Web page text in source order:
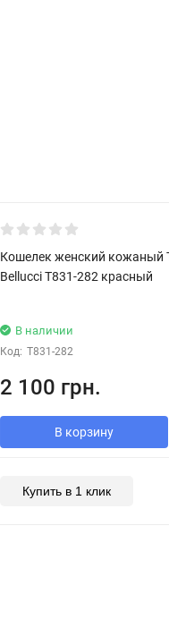
Хит!
Кошелек женский кожаный
Bellucci T831-282 красный
В наличии
Код: T831-282
2 100 грн.
В корзину
Купить в 1 клик